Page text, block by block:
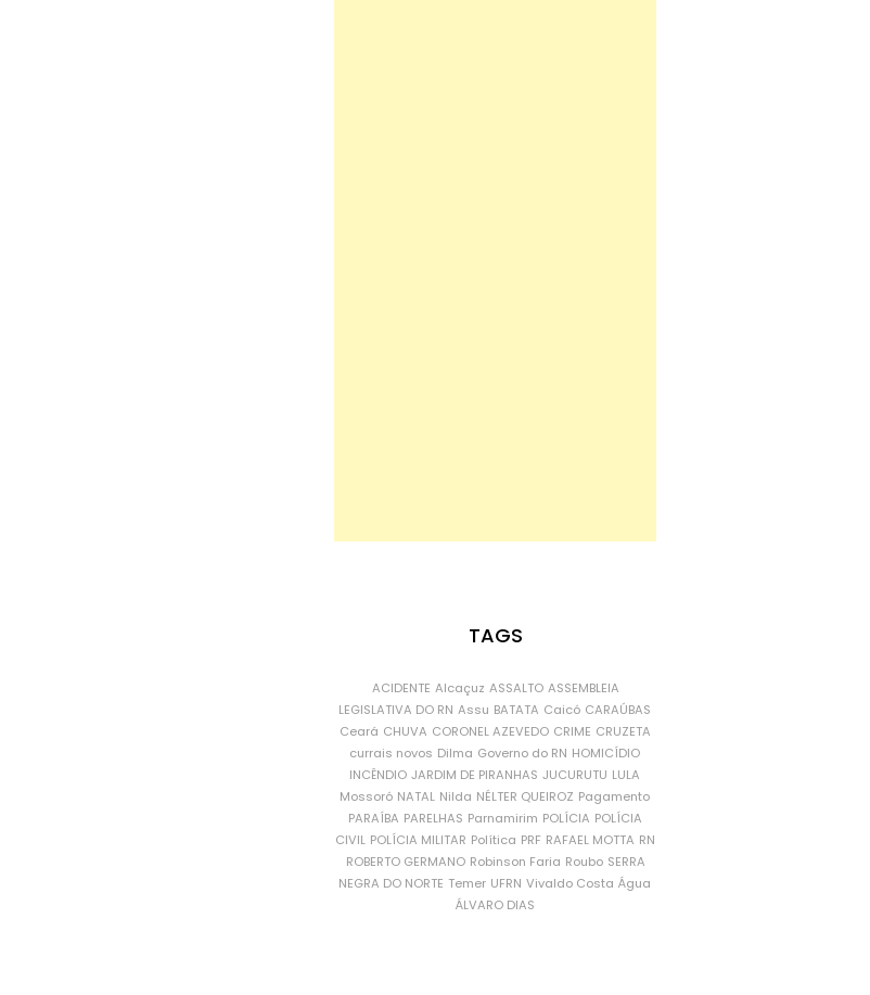
TAGS
ACIDENTE Alcaçuz ASSALTO ASSEMBLEIA
LEGISLATIVA DO RN Assu BATATA Caicó CARAÚBAS
Ceará CHUVA CORONEL AZEVEDO CRIME CRUZETA
currais novos Dilma Governo do RN HOMICÍDIO
INCÊNDIO JARDIM DE PIRANHAS JUCURUTU LULA
Mossoró NATAL Nilda NÉLTER QUEIROZ Pagamento
PARAÍBA PARELHAS Parnamirim POLÍCIA POLÍCIA
CIVIL POLÍCIA MILITAR Política PRF RAFAEL MOTTA RN
ROBERTO GERMANO Robinson Faria Roubo SERRA
NEGRA DO NORTE Temer UFRN Vivaldo Costa Água
ÁLVARO DIAS